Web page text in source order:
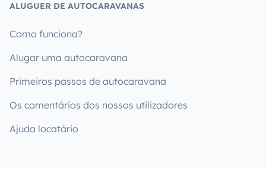
ALUGUER DE AUTOCARAVANAS
Como funciona?
Alugar uma autocaravana
Primeiros passos de autocaravana
Os comentários dos nossos utilizadores
Ajuda locatário